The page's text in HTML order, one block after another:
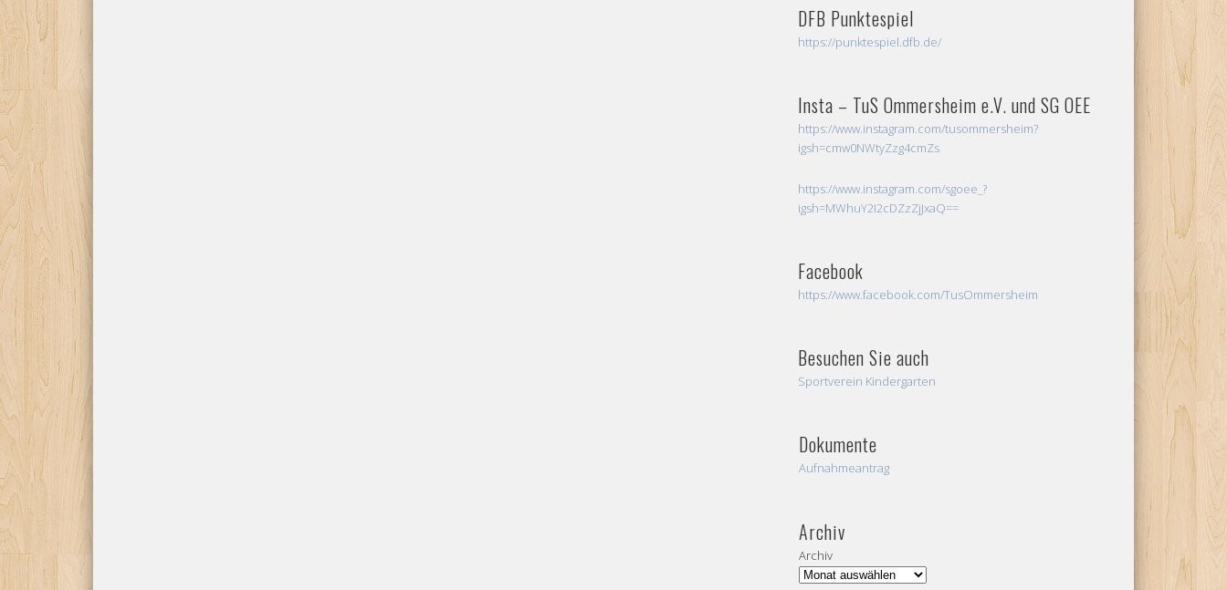
DFB Punktespiel
https://punktespiel.dfb.de/
Insta – TuS Ommersheim e.V. und SG OEE
https://www.instagram.com/tusommersheim?
igsh=cmw0NWtyZzg4cmZs
https://www.instagram.com/sgoee_?
igsh=MWhuY2I2cDZzZjJxaQ==
Facebook
https://www.facebook.com/TusOmmersheim
Besuchen Sie auch
Sportverein Kindergarten
Dokumente
Aufnahmeantrag
Archiv
Archiv